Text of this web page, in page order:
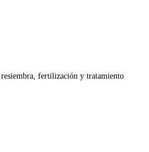
fertilización y tratamiento